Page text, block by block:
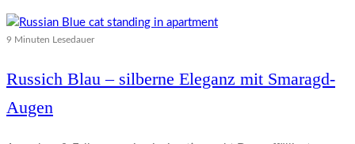
9 Minuten Lesedauer
Russich Blau – silberne Eleganz mit Smaragd-
Augen